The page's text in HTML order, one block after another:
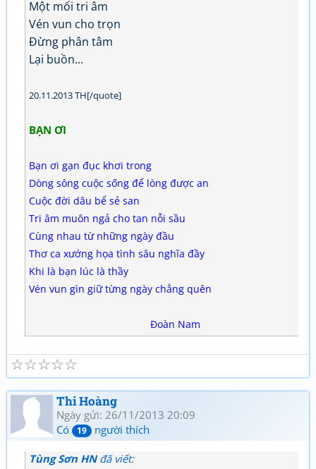
Một mối tri âm
Vén vun cho trọn
Đừng phân tâm
Lại buồn...
20.11.2013 TH[/quote]
BẠN ƠI
Bạn ơi gạn đục khơi trong
Dòng sông cuộc sống để lòng được an
Cuộc đời dâu bể sẻ san
Tri âm muôn ngả cho tan nỗi sầu
Cùng nhau từ những ngày đầu
Thơ ca xướng họa tình sâu nghĩa đầy
Khi là bạn lúc là thầy
Vén vun gìn giữ từng ngày chẳng quên
Đoàn Nam
☆
☆
☆
☆
☆
Thi Hoàng
Ngày gửi: 26/11/2013 20:09
Có
19 người thích
Tùng Sơn HNđã viết: